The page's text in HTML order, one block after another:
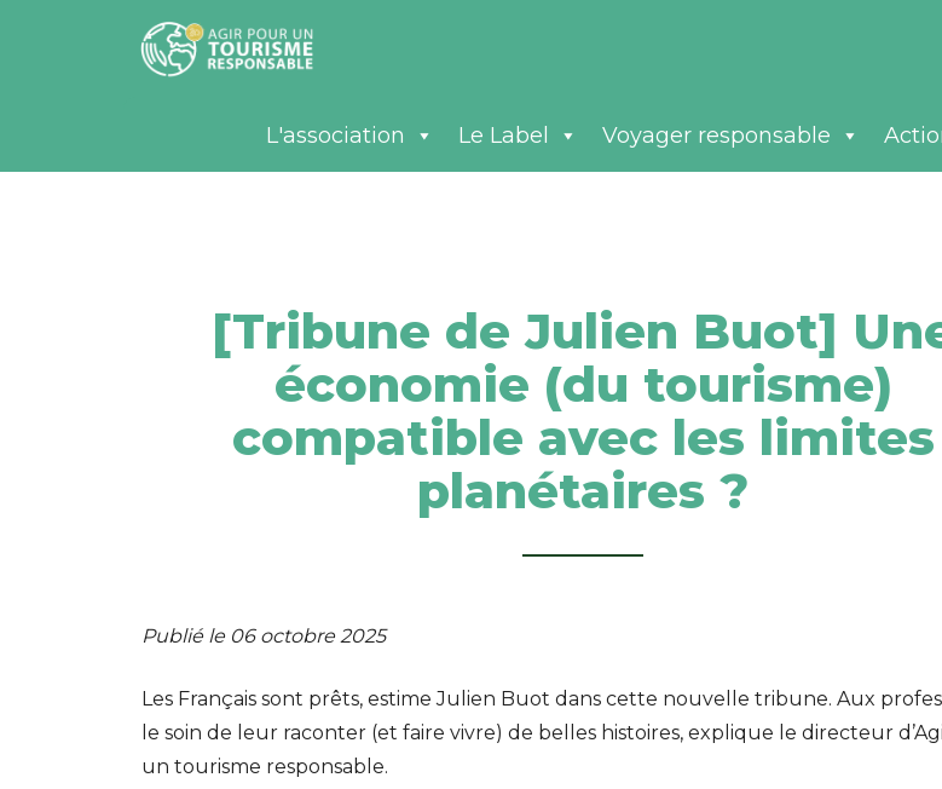
L'association Le Label Voyager responsable
[Tribune de Julien Buot]
économie (du tourisme)
compatible avec les limites
planétaires ?
Publié le 06 octobre 2025
Les Français sont prêts, estime Julien Buot dans cette nouvelle tribune. Aux
le soin de leur raconter (et faire vivre) de belles histoires, explique le directeur
un tourisme responsable.